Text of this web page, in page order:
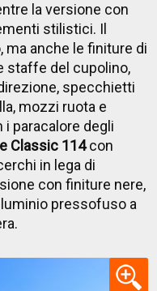
la versione con
stilistici. Il
ma anche le finiture di
staffe del cupolino,
specchietti
mozzi ruota e
paracalore degli
Classic 114con
in lega di
con finiture nere,
pressofuso a